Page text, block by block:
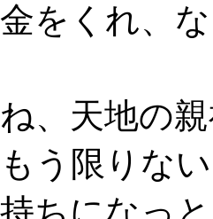
をくれ、
、天地の
う限りな